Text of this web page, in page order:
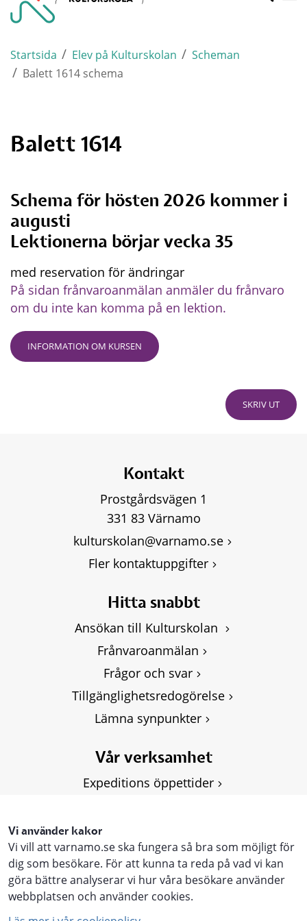
Vi använder kakor
Vi vill att varnamo.se ska fungera så bra som möjligt för
dig som besökare. För att kunna ta reda på vad vi kan
göra bättre analyserar vi hur våra besökare använder
webbplatsen och använder cookies.
Startsida / Elev på Kulturskolan / Scheman
/ Balett 1614 schema
Balett 1614
Schema för hösten 2026 kommer i
augusti
Lektionerna börjar vecka 35
med reservation för ändringar
På sidan frånvaroanmälan anmäler du frånvaro
om du inte kan komma på en lektion.
INFORMATION OM KURSEN
SKRIV UT
Kontakt
Prostgårdsvägen 1
331 83 Värnamo
kulturskolan@varnamo.se
Fler kontaktuppgifter
Hitta snabbt
Ansökan till Kulturskolan
Frånvaroanmälan
Frågor och svar
Tillgänglighetsredogörelse
Lämna synpunkter
Vår verksamhet
Expeditions öppettider
Personuppgifter, GDPR